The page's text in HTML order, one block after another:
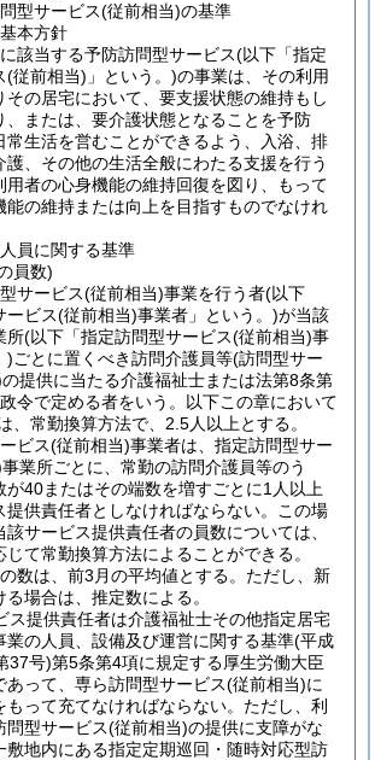
型サービス(従前相当)の基準
基本方針
該当する予防訪問型サービス(以下「指定
(従前相当) 」という。)の事業は、その利用
その居宅において、要支援状態の維持もし
、または、要介護状態となることを予防
常生活を営むことができるよう、入浴、排
護、その他の生活全般にわたる支援を行う
用者の心身機能の維持回復を図り、もって
能の維持または向上を目指すものでなけれ
人員に関する基準
員数)
サービス(従前相当)事業を行う者(以下
ービス(従前相当)事業者」という。)が当該
所(以下「指定訪問型サービス(従前相当)事
)ごとに置くべき訪問介護員等(訪問型サー
の提供に当たる介護福祉士または法第8条第
令で定める者をいう。以下この章において
、常勤換算方法で、2.5人以上とする。
ビス(従前相当)事業者は、指定訪問型サー
事業所ごとに、常勤の訪問介護員等のう
が40またはその端数を増すごとに1人以上
供責任者としなければならない。
この場
サービス提供責任者の員数については、
て常勤換算方法によることができる。
数は、前3月の平均値とする。 ただし、新
場合は、推定数による。
ス提供責任者は介護福祉士その他指定居宅
業の人員、設備及び運営に関する基準(平成
37号)第5条第4項に規定する厚生労働大臣
あって、専ら訪問型サービス(従前相当)に
って充てなければならない。 ただし、利
問型サービス(従前相当)の提供に支障がな
敷地内にある指定定期巡回・随時対応型訪